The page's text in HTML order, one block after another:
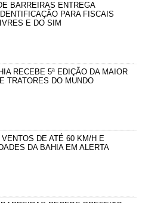
BARREIRAS ENTREGA
PARA FISCAIS
E DO SIM
RECEBE 5ª EDIÇÃO DA MAIOR
TRATORES DO MUNDO
VENTOS DE ATÉ 60 KM/H E
DA BAHIA EM ALERTA